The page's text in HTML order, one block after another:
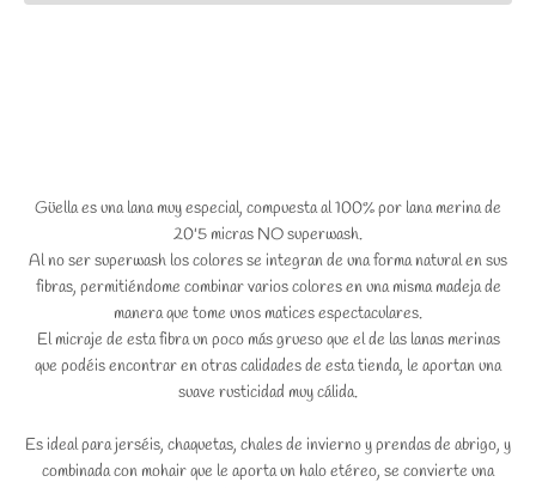
Güella es una lana muy especial, compuesta al 100% por lana merina de
20'5 micras NO superwash.
Al no ser superwash los colores se integran de una forma natural en sus
fibras, permitiéndome combinar varios colores en una misma madeja de
manera que tome unos matices espectaculares.
El micraje de esta fibra un poco más grueso que el de las lanas merinas
que podéis encontrar en otras calidades de esta tienda, le aportan una
suave rusticidad muy cálida.
Es ideal para jerséis, chaquetas, chales de invierno y prendas de abrigo, y
combinada con mohair que le aporta un halo etéreo, se convierte una